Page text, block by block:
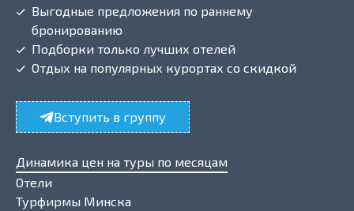
Динамика цен на туры по месяцам
Отели
Турфирмы Минска
Выгодные предложения по раннему
бронированию
Подборки только лучших отелей
Отдых на популярных курортах со скидкой
Вступить в группу